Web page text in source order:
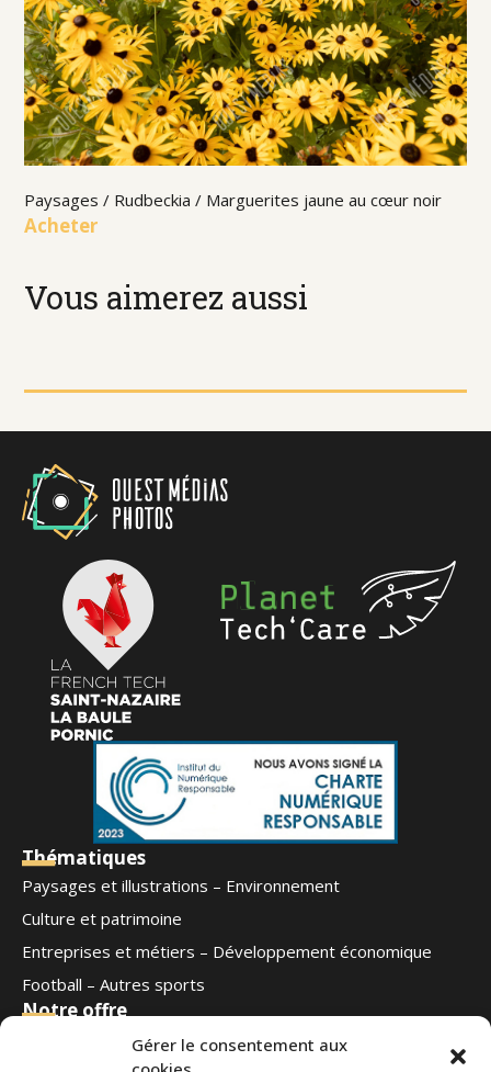
Gérer le consentement aux
Vous aimerez aussi
Paysages / Rudbeckia / Marguerites jaune au cœur noir
Acheter
Thématiques
Paysages et illustrations – Environnement
Culture et patrimoine
Entreprises et métiers – Développement économique
Football – Autres sports
Notre offre
Qui sommes-nous